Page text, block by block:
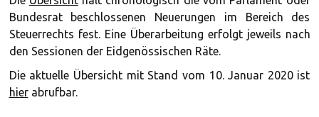
Bundesrat beschlossenen Neuerungen im Bereich des
Steuerrechts fest. Eine Überarbeitung erfolgt jeweils nach
den Sessionen der Eidgenössischen Räte.
Die aktuelle Übersicht mit Stand vom 10. Januar 2020 ist
hierabrufbar.